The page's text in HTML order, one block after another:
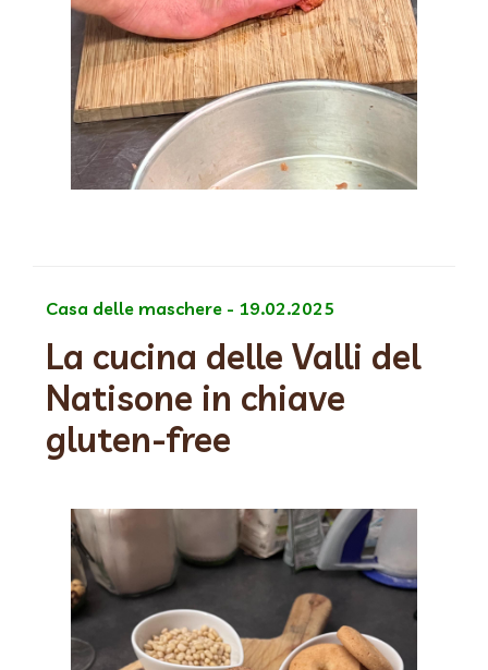
Casa delle maschere - 19.02.2025
La cucina delle Valli del
Natisone in chiave
gluten-free